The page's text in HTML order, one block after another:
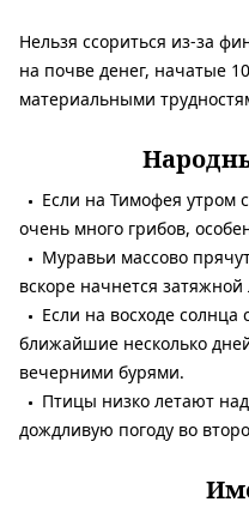
Нельзя ссориться из-за
на почве денег, начатые
материальными
Если на Тимофея утром
очень много грибов,
Муравьи массово
вскоре начнется
Если на восходе солнца
ближайшие несколько
вечерними бурями.
Птицы низко летают
дождливую погоду во